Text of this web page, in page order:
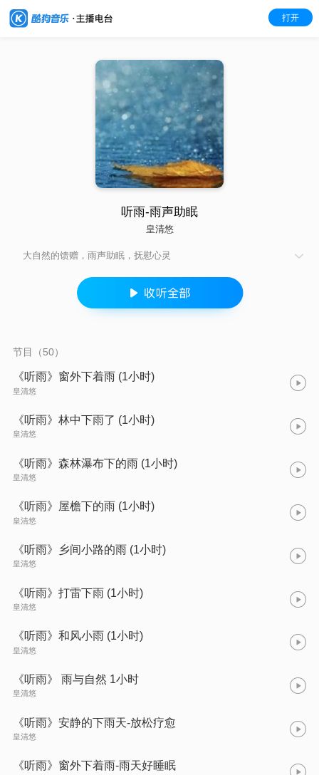
打开
听雨-雨声助眠
皇清悠
大自然的馈赠，雨声助眠，抚慰心灵
节目（50）
《听雨》窗外下着雨 (1小时)
皇清悠
《听雨》林中下雨了 (1小时)
皇清悠
《听雨》森林瀑布下的雨 (1小时)
皇清悠
《听雨》屋檐下的雨 (1小时)
皇清悠
《听雨》乡间小路的雨 (1小时)
皇清悠
《听雨》打雷下雨 (1小时)
皇清悠
《听雨》和风小雨 (1小时)
皇清悠
《听雨》 雨与自然 1小时
皇清悠
《听雨》安静的下雨天-放松疗愈
皇清悠
《听雨》窗外下着雨-雨天好睡眠